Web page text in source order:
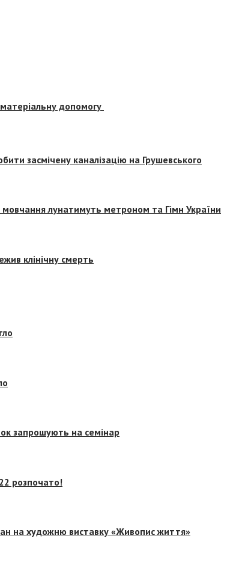
допомогу
засмічену каналізацію на Грушевського
лунатимуть метроном та Гімн України
клінічну смерть
запрошують на семінар
розпочато!
на художню виставку «Живопис життя»